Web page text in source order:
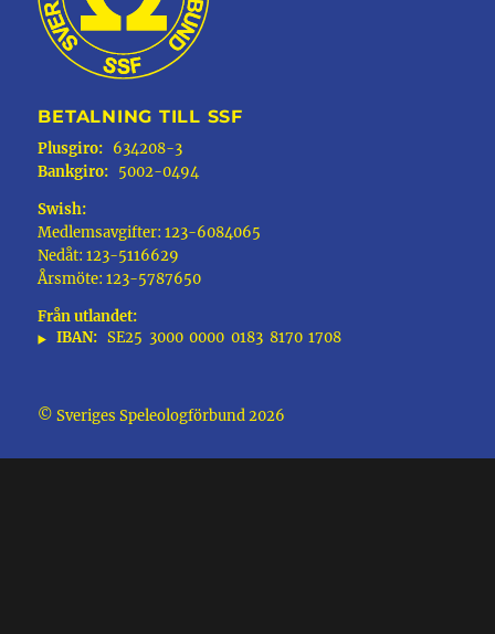
BETALNING TILL SSF
Plusgiro: 634208-3
Bankgiro: 5002-0494
Swish:
Medlemsavgifter: 123-6084065
Nedåt: 123-5116629
Årsmöte: 123-5787650
Från utlandet:
IBAN: SE25 3000 0000 0183 8170 1708
© Sveriges Speleologförbund 2026